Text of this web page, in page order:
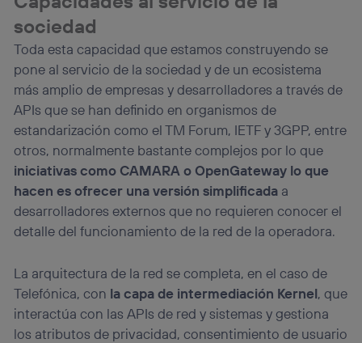
sociedad
Toda esta capacidad que estamos construyendo se
pone al servicio de la sociedad y de un ecosistema
más amplio de empresas y desarrolladores a través de
APIs que se han definido en organismos de
estandarización como el TM Forum, IETF y 3GPP, entre
otros, normalmente bastante complejos por lo que
iniciativas como CAMARA o OpenGateway lo que
hacen es ofrecer una versión simplificada a
desarrolladores externos que no requieren conocer el
detalle del funcionamiento de la red de la operadora.
La arquitectura de la red se completa, en el caso de
Telefónica, con la capa de intermediación Kernel, que
interactúa con las APIs de red y sistemas y gestiona
los atributos de privacidad, consentimiento de usuario
el marketing o análisis se realizará en función de las
actividades de navegación de los miembros del hogar
que hayan dado su consentimiento.
Si utilizasdatos móviles, el marketing será más
personalizado, ya que se basará únicamente en la
navegación del usuario del móvil.
Puedes gestionar los consentimientos Utiq seleccionando
“Administrar Utiq” en la parte inferior de esta página web o
visitando el portal de privacidad de Utiq
(“consenthub”) . Para más información, consulta
política de privacidad de Utiq